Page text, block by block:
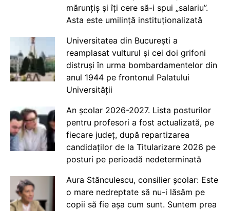
mărunțiș și îți cere să-i spui „salariu”.
Asta este umilință instituționalizată
Universitatea din București a
reamplasat vulturul și cei doi grifoni
distruși în urma bombardamentelor din
anul 1944 pe frontonul Palatului
Universității
An școlar 2026-2027. Lista posturilor
pentru profesori a fost actualizată, pe
fiecare județ, după repartizarea
candidaților de la Titularizare 2026 pe
posturi pe perioadă nedeterminată
Aura Stănculescu, consilier școlar: Este
o mare nedreptate să nu-i lăsăm pe
copii să fie așa cum sunt. Suntem prea